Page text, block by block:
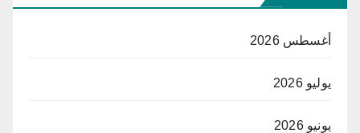
أغسطس 2026
يوليو 2026
يونيو 2026